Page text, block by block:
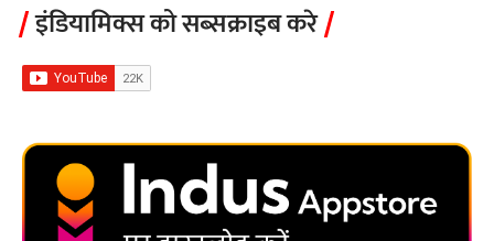
इंडियामिक्स को सब्सक्राइब करे